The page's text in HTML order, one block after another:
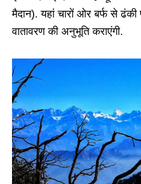
मैदान). यहां चारों ओर बर्फ से
वातावरण की अनुभूति कराएंगी.